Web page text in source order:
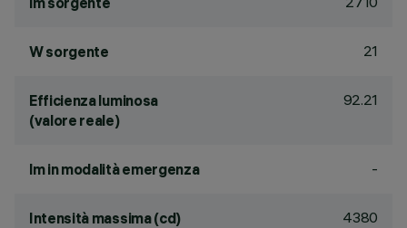
W sorgente 21
Efficienza luminosa
(valore reale)
92.21
lm in modalità emergenza -
Intensità massima (cd) 4380